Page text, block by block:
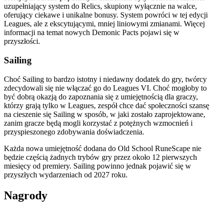
uzupełniający system do Relics, skupiony wyłącznie na walce,
oferujący ciekawe i unikalne bonusy. System powróci w tej edycji
Leagues, ale z ekscytującymi, mniej liniowymi zmianami. Więcej
informacji na temat nowych Demonic Pacts pojawi się w
przyszłości.
Sailing
Choć Sailing to bardzo istotny i niedawny dodatek do gry, twórcy
zdecydowali się nie włączać go do Leagues VI. Choć mogłoby to
być dobrą okazją do zapoznania się z umiejętnością dla graczy,
którzy grają tylko w Leagues, zespół chce dać społeczności szansę
na cieszenie się Sailing w sposób, w jaki zostało zaprojektowane,
zanim gracze będą mogli korzystać z potężnych wzmocnień i
przyspieszonego zdobywania doświadczenia.
Każda nowa umiejętność dodana do Old School RuneScape nie
będzie częścią żadnych trybów gry przez około 12 pierwszych
miesięcy od premiery. Sailing powinno jednak pojawić się w
przyszłych wydarzeniach od 2027 roku.
Nagrody